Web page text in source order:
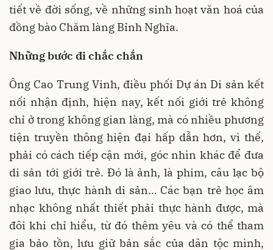
tiết về đời sống, về những sinh hoạt văn hoá của
đồng bào Chăm làng Bỉnh Nghĩa.
Những bước đi chắc chắn
Ông Cao Trung Vinh, điều phối Dự án Di sản kết
nối nhận định, hiện nay, kết nối giới trẻ không
chỉ ở trong không gian làng, mà có nhiều phương
tiện truyền thông hiện đại hấp dẫn hơn, vì thế,
phải có cách tiếp cận mới, góc nhìn khác để đưa
di sản tới giới trẻ. Đó là ảnh, là phim, câu lạc bộ
giao lưu, thực hành di sản… Các bạn trẻ học âm
nhạc không nhất thiết phải thực hành được, mà
đôi khi chỉ hiểu, từ đó thêm yêu và có thể tham
gia bảo tồn, lưu giữ bản sắc của dân tộc mình,